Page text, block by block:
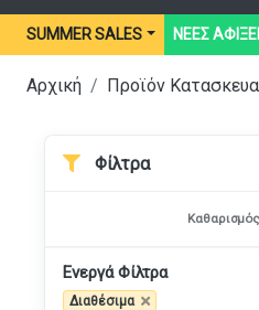
SUMMER SALES ΝΕΕΣ
Αρχική Προϊόν
Φίλτρα
Ενεργά Φίλτρα
Διαθέσιμα